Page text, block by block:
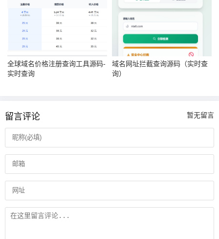
全球域名价格注册查询工具源码-
实时查询
域名网址拦截查询源码（实时查
询）
留言评论 暂无留言